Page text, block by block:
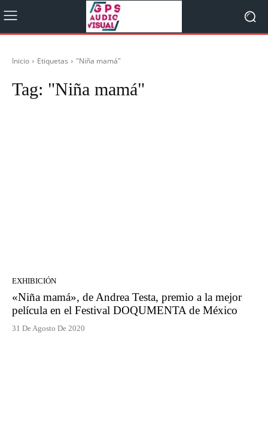
Inicio Etiquetas "Niña mamá"
Tag: "Niña mamá"
EXHIBICIÓN
«Niña mamá», de Andrea Testa, premio a la mejor
película en el Festival DOQUMENTA de México
31 De Agosto De 2020